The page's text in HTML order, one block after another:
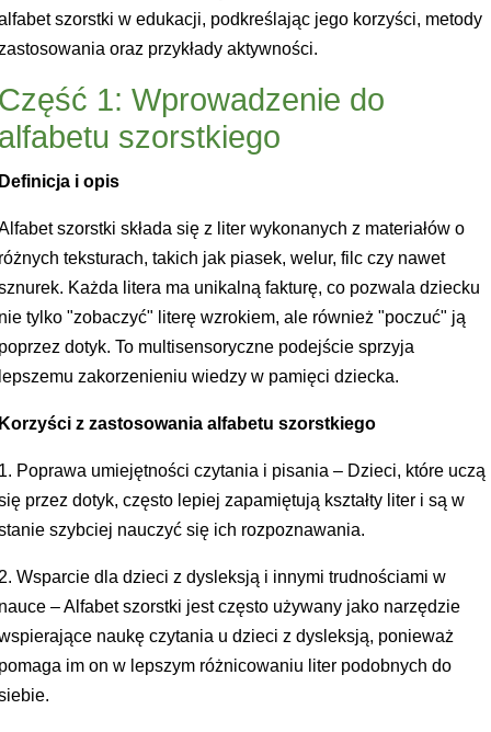
szorstki w edukacji, podkreślając jego korzyści, metody
oraz przykłady aktywności.
1: Wprowadzenie do
szorstkiego
i opis
szorstki składa się z liter wykonanych z materiałów o
teksturach, takich jak piasek, welur, filc czy nawet
Każda litera ma unikalną fakturę, co pozwala dziecku
tylko "zobaczyć" literę wzrokiem, ale również "poczuć" ją
dotyk. To multisensoryczne podejście sprzyja
zakorzenieniu wiedzy w pamięci dziecka.
z zastosowania alfabetu szorstkiego
Poprawa umiejętności czytania i pisania – Dzieci, które uczą
przez dotyk, często lepiej zapamiętują kształty liter i są w
szybciej nauczyć się ich rozpoznawania.
Wsparcie dla dzieci z dysleksją i innymi trudnościami w
– Alfabet szorstki jest często używany jako narzędzie
naukę czytania u dzieci z dysleksją, ponieważ
im on w lepszym różnicowaniu liter podobnych do